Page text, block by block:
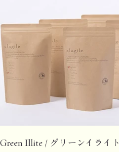
Green Illite / グリーンイライト